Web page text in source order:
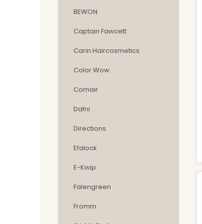
BEWON
Captain Fawcett
Carin Haircosmetics
Color Wow
Comair
Dafni
Directions
Efalock
E-Kwip
Falengreen
Fromm